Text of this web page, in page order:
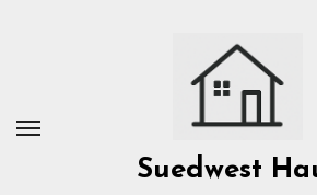
Suedwest